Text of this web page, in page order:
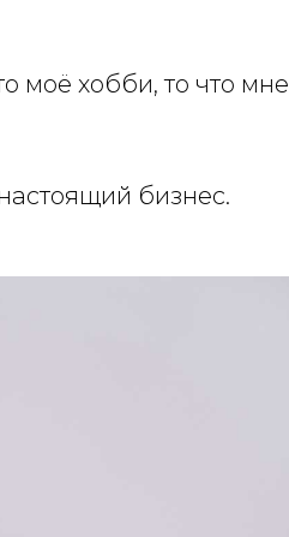
моё хобби, то что мне
бизнес.